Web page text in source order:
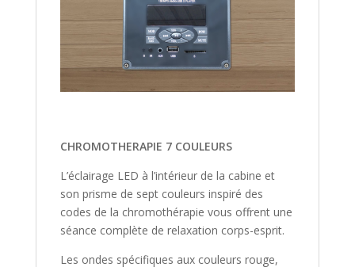
CHROMOTHERAPIE 7 COULEURS
L’éclairage LED à l’intérieur de la cabine et
son prisme de sept couleurs inspiré des
codes de la chromothérapie vous offrent une
séance complète de relaxation corps-esprit.
Les ondes spécifiques aux couleurs rouge,